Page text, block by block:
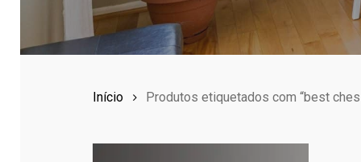
Início Produtos etiquetados com “best